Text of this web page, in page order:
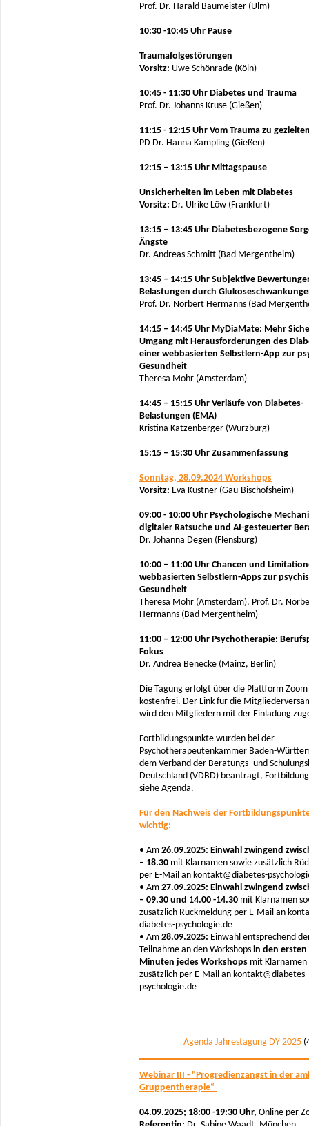
Prof. Dr. Harald Baumeister (Ulm)
10:30 -10:45 Uhr Pause
Traumafolgestörungen
Vorsitz: Uwe Schönrade (Köln)
10:45 - 11:30 Uhr Diabetes und Trauma
Prof. Dr. Johanns Kruse (Gießen)
11:15 - 12:15 Uhr Vom Trauma zu
PD Dr. Hanna Kampling (Gießen)
12:15 – 13:15 Uhr Mittagspause
Unsicherheiten im Leben mit Diabetes
Vorsitz: Dr. Ulrike Löw (Frankfurt)
13:15 – 13:45 Uhr Diabetesbezogene
Ängste
Dr. Andreas Schmitt (Bad Mergentheim)
13:45 – 14:15 Uhr Subjektive
Belastungen durch
Prof. Dr. Norbert Hermanns (Bad
14:15 – 14:45 Uhr MyDiaMate: Mehr
Umgang mit Herausforderungen des
einer webbasierten Selbstlern-App zur
Gesundheit
Theresa Mohr (Amsterdam)
14:45 – 15:15 Uhr Verläufe von Diabetes-
Belastungen (EMA)
Kristina Katzenberger (Würzburg)
15:15 – 15:30 Uhr Zusammenfassung
Sonntag, 28.09.2024 Workshops
Vorsitz: Eva Küstner (Gau-Bischofsheim)
09:00 - 10:00 Uhr Psychologische
digitaler Ratsuche und AI-gesteuerter
Dr. Johanna Degen (Flensburg)
10:00 – 11:00 Uhr Chancen und
webbasierten Selbstlern-Apps zur
Gesundheit
Theresa Mohr (Amsterdam), Prof. Dr.
Hermanns (Bad Mergentheim)
11:00 – 12:00 Uhr Psychotherapie:
Fokus
Dr. Andrea Benecke (Mainz, Berlin)
Die Tagung erfolgt über die Plattform
kostenfrei. Der Link für die
wird den Mitgliedern mit der Einladung
Fortbildungspunkte wurden bei der
Psychotherapeutenkammer Baden-
dem Verband der Beratungs- und
Deutschland (VDBD) beantragt,
siehe Agenda.
Für den Nachweis der
wichtig:
• Am 26.09.2025: Einwahl zwingend
– 18.30 mit Klarnamen sowie zusätzlich
per E-Mail an kontakt@diabetes-
• Am 27.09.2025: Einwahl zwingend
– 09.30 und 14.00 -14.30 mit Klarnamen
zusätzlich Rückmeldung per E-Mail an
diabetes-psychologie.de
• Am 28.09.2025: Einwahl entsprechend
Teilnahme an den Workshops in den ersten
Minuten jedes Workshops mit Klarnamen
zusätzlich per E-Mail an kontakt@diabetes-
psychologie.de
Agenda Jahrestagung DY 2025
Webinar III - "Progredienzangst in der
Gruppentherapie“
04.09.2025; 18:00 -19:30 Uhr, Online per